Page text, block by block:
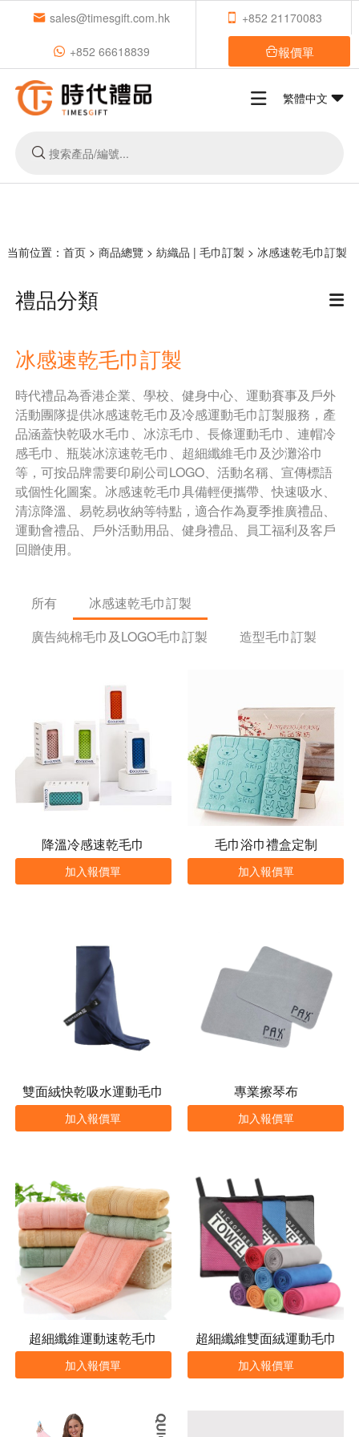
sales@timesgift.com.hk +852 21170083
+852 66618839 報價單
繁體中文
当前位置： 首页> 商品總覽 > 紡織品 | 毛巾訂製 > 冰感速乾毛巾訂製
禮品分類
冰感速乾毛巾訂製
時代禮品為香港企業、學校、健身中心、運動賽事及戶外
活動團隊提供冰感速乾毛巾及冷感運動毛巾訂製服務，產
品涵蓋快乾吸水毛巾、冰涼毛巾、長條運動毛巾、連帽冷
感毛巾、瓶裝冰涼速乾毛巾、超細纖維毛巾及沙灘浴巾
等，可按品牌需要印刷公司LOGO、活動名稱、宣傳標語
或個性化圖案。冰感速乾毛巾具備輕便攜帶、快速吸水、
清涼降溫、易乾易收納等特點，適合作為夏季推廣禮品、
運動會禮品、戶外活動用品、健身禮品、員工福利及客戶
回贈使用。
所有
冰感速乾毛巾訂製
廣告純棉毛巾及LOGO毛巾訂製
造型毛巾訂製
降溫冷感速乾毛巾
加入報價單
毛巾浴巾禮盒定制
加入報價單
雙面絨快乾吸水運動毛巾
加入報價單
專業擦琴布
加入報價單
超細纖維運動速乾毛巾
加入報價單
超細纖維雙面絨運動毛巾
加入報價單